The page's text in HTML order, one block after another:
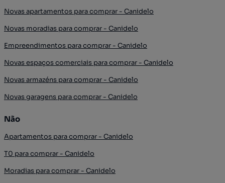
Novas apartamentos para comprar - Canidelo
Novas moradias para comprar - Canidelo
Empreendimentos para comprar - Canidelo
Novas espaços comerciais para comprar - Canidelo
Novas armazéns para comprar - Canidelo
Novas garagens para comprar - Canidelo
Não
Apartamentos para comprar - Canidelo
T0 para comprar - Canidelo
Moradias para comprar - Canidelo